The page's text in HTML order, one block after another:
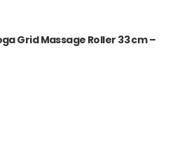
Grid Massage Roller 33 cm –